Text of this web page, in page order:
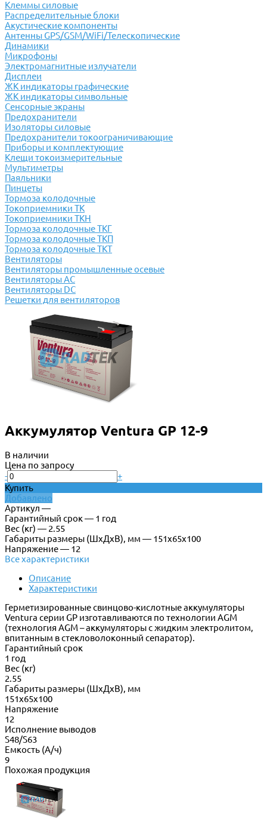
Клеммы силовые
Распределительные блоки
Акустические компоненты
Антенны GPS/GSM/WiFi/Телескопические
Динамики
Микрофоны
Электромагнитные излучатели
Дисплеи
ЖК индикаторы графические
ЖК индикаторы символьные
Сенсорные экраны
Предохранители
Изоляторы силовые
Предохранители токоограничивающие
Приборы и комплектующие
Клещи токоизмерительные
Мультиметры
Паяльники
Пинцеты
Тормоза колодочные
Токоприемники ТК
Токоприемники ТКН
Тормоза колодочные ТКГ
Тормоза колодочные ТКП
Тормоза колодочные ТКТ
Вентиляторы
Вентиляторы промышленные осевые
Вентиляторы АС
Вентиляторы DC
Решетки для вентиляторов
Аккумулятор Ventura GP 12-9
В наличии
Цена по запросу
-
+
Купить
Добавлено
Артикул —
Гарантийный срок — 1 год
Вес (кг) — 2.55
Габариты размеры (ШхДхВ), мм — 151х65х100
Напряжение — 12
Все характеристики
Описание
Характеристики
Герметизированные свинцово-кислотные аккумуляторы
Ventura серии GP изготавливаются по технологии AGM
(технология AGM – аккумуляторы с жидким электролитом,
впитанным в стекловолоконный сепаратор).
Гарантийный срок
1 год
Вес (кг)
2.55
Габариты размеры (ШхДхВ), мм
151х65х100
Напряжение
12
Исполнение выводов
S48/S63
Емкость (А/ч)
9
Похожая продукция